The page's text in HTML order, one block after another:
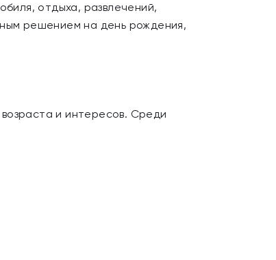
отдыха, развлечений,
решением на день рождения,
и интересов. Среди